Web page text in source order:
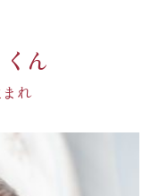
ん
れ